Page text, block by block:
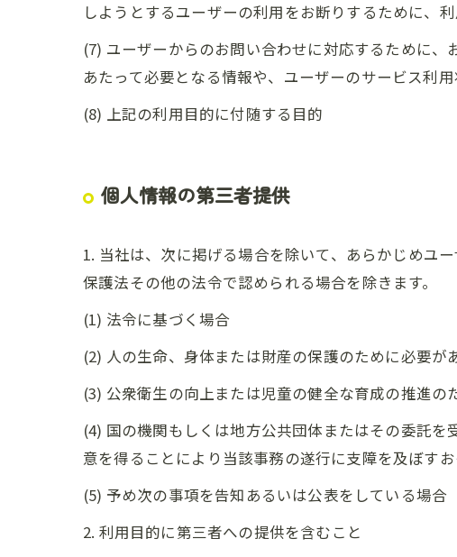
しようとするユーザーの利用をお断りするために、
(7) ユーザーからのお問い合わせに対応するために
あたって必要となる情報や、ユーザーのサービス利
(8) 上記の利用目的に付随する目的
個人情報の第三者提供
1. 当社は、次に掲げる場合を除いて、あらかじめユ
保護法その他の法令で認められる場合を除きます。
(1) 法令に基づく場合
(2) 人の生命、身体または財産の保護のために必要
(3) 公衆衛生の向上または児童の健全な育成の推進
(4) 国の機関もしくは地方公共団体またはその委託
意を得ることにより当該事務の遂行に支障を及ぼす
(5) 予め次の事項を告知あるいは公表をしている場合
2. 利用目的に第三者への提供を含むこと